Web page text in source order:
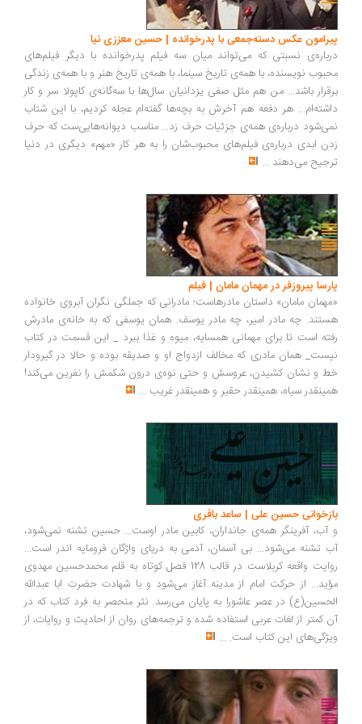
پیرامون عکس دسته‌جمعی با پدرخوانده | حسین معززی نیا
درباره‌ی نسبتی که می‌تواند میان سه‌ فیلم پدرخوانده با دیگر فیلم‌های
محبوب نویسنده، با همه‌ی تاریخ سینما، با همه‌ی تاریخ هنر و با همه‌ی زندگی
برقرار باشد... من هم مثل صفی یزدانیان سال‌ها با سه‌گانه‌ی کاپولا سر و کار
داشته‌ام... هر دفعه هم آخرش به بچه‌ها گفته‌ام عجله کردیم، با این شتاب
نمی‌شود درباره‌ی همه‌ی جزئیات حرف زد... مناسب دیوانه‌هایی‌ست که حرف
زدن ابدی درباره‌ی فیلم‌های محبوب‌شان را به هر کار «مهم» دیگری در دنیا
ترجیح می‌دهند ...
پارسا پیروزفر در مهمان مامان | فیلم
«مهمان مامان» داستان مادرهاست؛ مادرانی که جملگی نگران آبروی خانواده
هستند. چه مادر امیر، چه مادر یوسف. همان یوسفی که به خانه‌ی مادرش
رفته است تا برای مهمانی همسایه، میوه و غذا ببرد _ این قسمت در کتاب
نیست_ همان مادری که مخالف ازدواج او و صدیقه بوده و حالا در گیرودار
خط و نشان کشیدن، عروسش و حتی نوه‌ی درون شکمش را نفرین می‌کند!
همینقدر سیاه، همینقدر حقیر و همینقدر غریب ...
بازخوانی حسین علی | ساعد باقری
و آب، آفرینگر همه‌ی جانداران، کابین مادر اوست... حسین تشنه نمی‌شود،
آب تشنه می‌شود... بی آسمان، آدمی به دریای واژگان فرومایه اندر است...
روایت واقعه کربلاست در قالب 128 فصل کوتاه به قلم محمدحسین مهدوی
مؤید... از حرکت امام از مدینه آغاز می‌شود و با شهادت حضرت ابا عبدالله
الحسین(ع) در عصر عاشورا به پایان می‌رسد. نثر منحصر به فرد کتاب که در
آن کمتر از لغات عربی استفاده شده و ترجمه‌های روان از احادیث و روایات، از
ویژگی‌های این کتاب است. ...